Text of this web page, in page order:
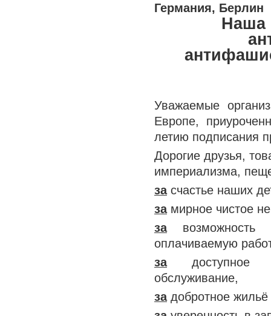
Германия, Берлин
Наша
Уважаемые
Европе,
летию подписания
Дорогие друзья,
империализма,
засчастье наших
замирное чистое
завозможность
оплачиваемую
задоступное
обслуживание,
задобротное